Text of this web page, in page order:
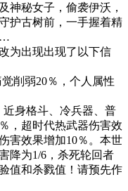
神秘女子，偷袭伊沃，
护古树前，一手握着精
为出现出现了以下信
削弱20％，个人属性
身格斗、冷兵器、普
，超时代热武器伤害效
害效果增加10％。本世
降为1/6，杀死轮回者
值和杀戮值！请预先作